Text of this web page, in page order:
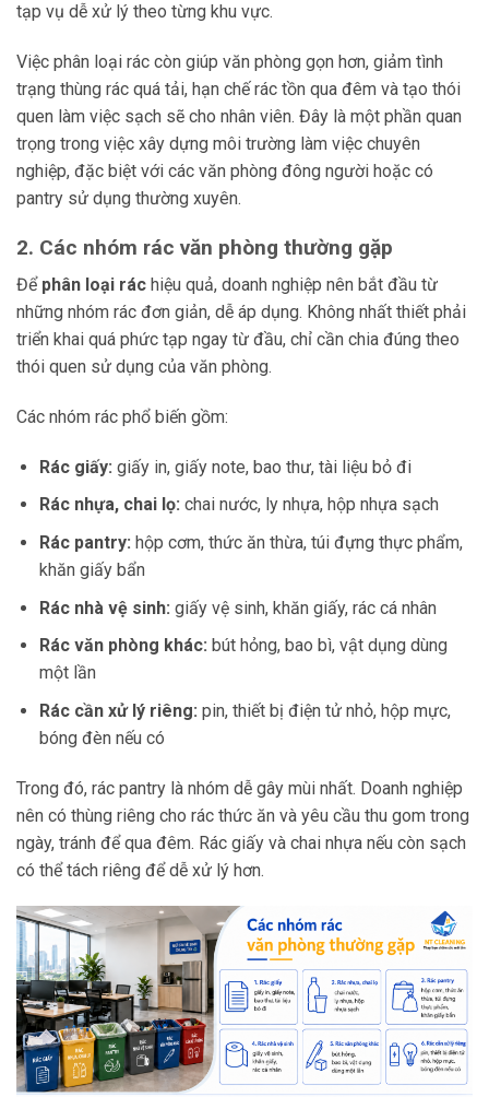
tạp vụ dễ xử lý theo từng khu vực.
Việc phân loại rác còn giúp văn phòng gọn hơn, giảm tình
trạng thùng rác quá tải, hạn chế rác tồn qua đêm và tạo thói
quen làm việc sạch sẽ cho nhân viên. Đây là một phần quan
trọng trong việc xây dựng môi trường làm việc chuyên
nghiệp, đặc biệt với các văn phòng đông người hoặc có
pantry sử dụng thường xuyên.
2. Các nhóm rác văn phòng thường gặp
Để phân loại rác hiệu quả, doanh nghiệp nên bắt đầu từ
những nhóm rác đơn giản, dễ áp dụng. Không nhất thiết phải
triển khai quá phức tạp ngay từ đầu, chỉ cần chia đúng theo
thói quen sử dụng của văn phòng.
Các nhóm rác phổ biến gồm:
Rác giấy: giấy in, giấy note, bao thư, tài liệu bỏ đi
Rác nhựa, chai lọ: chai nước, ly nhựa, hộp nhựa sạch
Rác pantry: hộp cơm, thức ăn thừa, túi đựng thực phẩm,
khăn giấy bẩn
Rác nhà vệ sinh: giấy vệ sinh, khăn giấy, rác cá nhân
Rác văn phòng khác: bút hỏng, bao bì, vật dụng dùng
một lần
Rác cần xử lý riêng: pin, thiết bị điện tử nhỏ, hộp mực,
bóng đèn nếu có
Trong đó, rác pantry là nhóm dễ gây mùi nhất. Doanh nghiệp
nên có thùng riêng cho rác thức ăn và yêu cầu thu gom trong
ngày, tránh để qua đêm. Rác giấy và chai nhựa nếu còn sạch
có thể tách riêng để dễ xử lý hơn.